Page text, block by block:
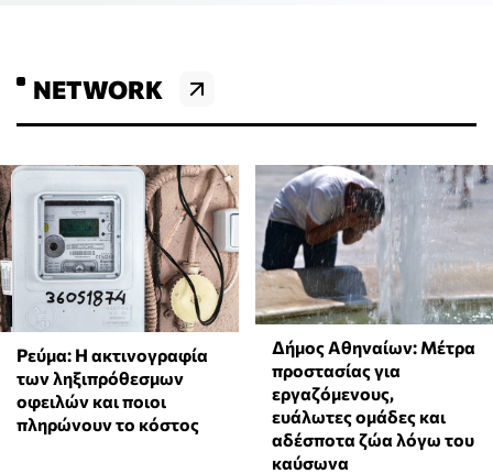
NETWORK
Ρεύμα: Η ακτινογραφία
των ληξιπρόθεσμων
οφειλών και ποιοι
πληρώνουν το κόστος
Δήμος Αθηναίων: Μέτρα
προστασίας για
εργαζόμενους,
ευάλωτες ομάδες και
αδέσποτα ζώα λόγω του
καύσωνα